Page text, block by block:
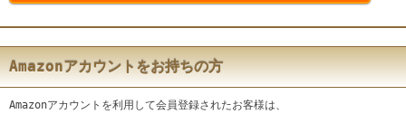
Amazonアカウントをお持ちの方
Amazonアカウントを利用して会員登録されたお客様は、